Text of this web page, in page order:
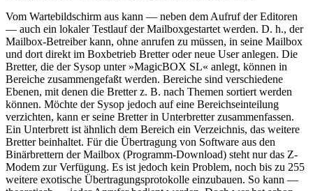
Vom Wartebildschirm aus kann — neben dem Aufruf der Editoren
— auch ein lokaler Testlauf der Mailboxgestartet werden. D. h., der
Mailbox-Betreiber kann, ohne anrufen zu müssen, in seine Mailbox
und dort direkt im Boxbetrieb Bretter oder neue User anlegen. Die
Bretter, die der Sysop unter »MagicBOX SL« anlegt, können in
Bereiche zusammengefaßt werden. Bereiche sind verschiedene
Ebenen, mit denen die Bretter z. B. nach Themen sortiert werden
können. Möchte der Sysop jedoch auf eine Bereichseinteilung
verzichten, kann er seine Bretter in Unterbretter zusammenfassen.
Ein Unterbrett ist ähnlich dem Bereich ein Verzeichnis, das weitere
Bretter beinhaltet. Für die Übertragung von Software aus den
Binärbrettern der Mailbox (Programm-Download) steht nur das Z-
Modem zur Verfügung. Es ist jedoch kein Problem, noch bis zu 255
weitere exotische Übertragungsprotokolle einzubauen. So kann —